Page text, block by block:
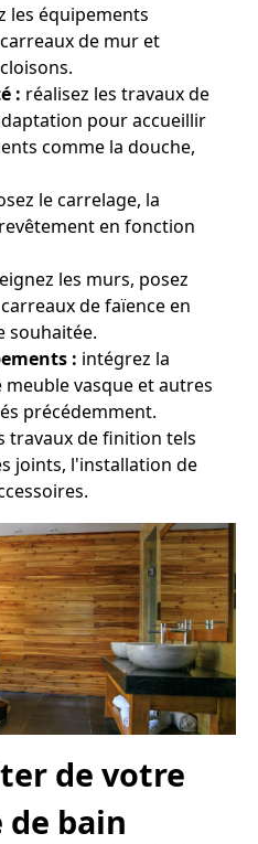
les équipements
de mur et
: réalisez les travaux de
pour accueillir
comme la douche,
le carrelage, la
en fonction
les murs, posez
de faïence en
souhaitée.
: intégrez la
vasque et autres
précédemment.
travaux de finition tels
joints, l'installation de
de votre
bain